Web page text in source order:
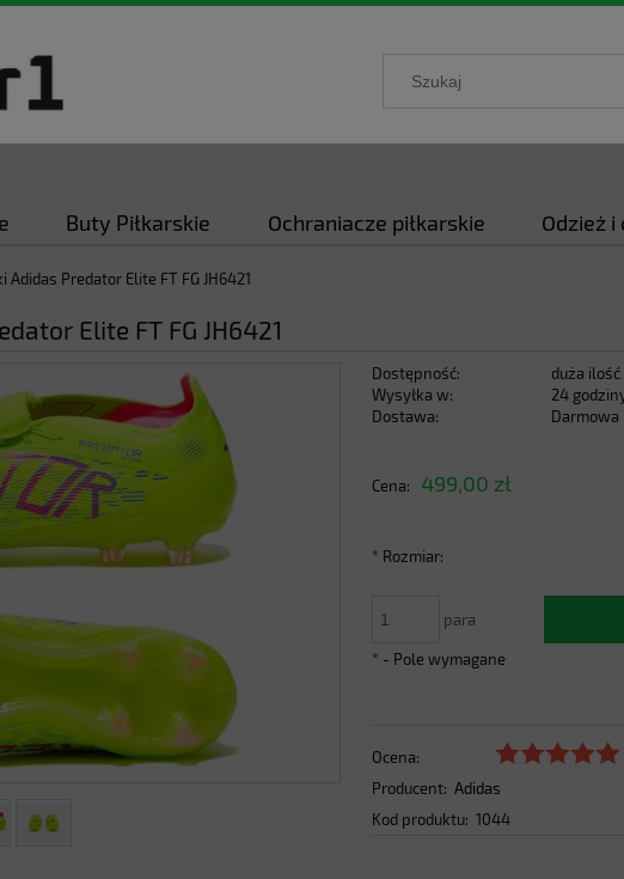
Buty Piłkarskie Ochraniacze piłkarskie Odzież i
Adidas Predator Elite FT FG JH6421
Elite FT FG JH6421
Dostępność:
duża ilość
Wysyłka w:
24
Dostawa:
Darmowa
płatnościCena: 499,00 zł
* Rozmiar:
para
* - Pole wymagane
Ocena:
Producent: Adidas
Kod produktu: 1044